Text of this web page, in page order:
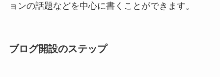
ョンの話題などを中心に書くことができます。
ブログ開設のステップ